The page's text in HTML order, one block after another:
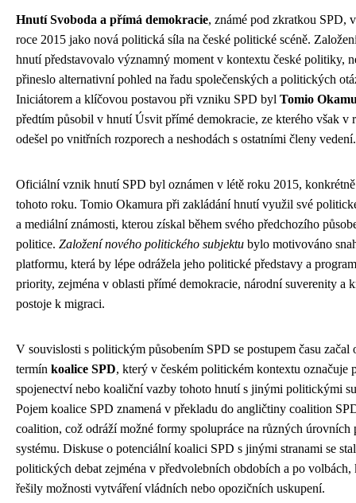
Hnutí Svoboda a přímá demokracie, známé pod zkratkou SPD,
roce 2015 jako nová politická síla na české politické scéně.
hnutí představovalo významný moment v kontextu české politiky,
přineslo alternativní pohled na řadu společenských a politických
Iniciátorem a klíčovou postavou při vzniku SPD byl Tomio
předtím působil v hnutí Úsvit přímé demokracie, ze kterého však v
odešel po vnitřních rozporech a neshodách s ostatními členy vedení.
Oficiální vznik hnutí SPD byl oznámen v létě roku 2015,
tohoto roku. Tomio Okamura při zakládání hnutí využil své
a mediální známosti, kterou získal během svého předchozího
politice. Založení nového politického subjektu bylo motivováno
platformu, která by lépe odrážela jeho politické představy a
priority, zejména v oblasti přímé demokracie, národní suverenity a
postoje k migraci.
V souvislosti s politickým působením SPD se postupem času začal
termín koalice SPD, který v českém politickém kontextu označuje
spojenectví nebo koaliční vazby tohoto hnutí s jinými politickými
Pojem koalice SPD znamená v překladu do angličtiny coalition
coalition, což odráží možné formy spolupráce na různých úrovních
systému. Diskuse o potenciální koalici SPD s jinými stranami se
politických debat zejména v předvolebních obdobích a po volbách,
řešily možnosti vytváření vládních nebo opozičních uskupení.